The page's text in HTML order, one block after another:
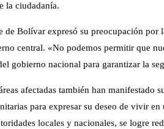
la ciudadanía.
de Bolívar expresó su preocupación por
central. «No podemos permitir que
gobierno nacional para garantizar la
afectadas también han manifestado
para expresar su deseo de vivir en
locales y nacionales, se logre